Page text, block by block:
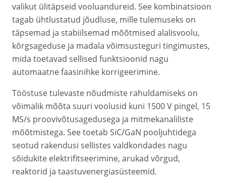
valikut ülitäpseid vooluandureid. See kombinatsioon
tagab ühtlustatud jõudluse, mille tulemuseks on
täpsemad ja stabiilsemad mõõtmised alalisvoolu,
kõrgsageduse ja madala võimsusteguri tingimustes,
mida toetavad sellised funktsioonid nagu
automaatne faasinihke korrigeerimine.
Tööstuse tulevaste nõudmiste rahuldamiseks on
võimalik mõõta suuri voolusid kuni 1500 V pingel, 15
MS/s proovivõtusagedusega ja mitmekanaliliste
mõõtmistega. See toetab SiC/GaN pooljuhtidega
seotud rakendusi sellistes valdkondades nagu
sõidukite elektrifitseerimine, arukad võrgud,
reaktorid ja taastuvenergiasüsteemid.